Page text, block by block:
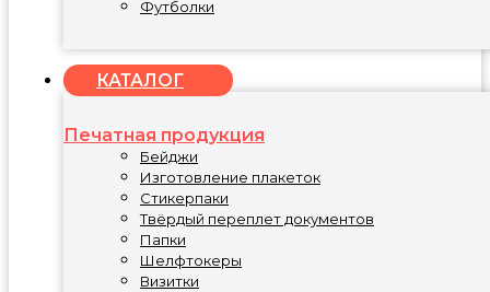
Футболки
КАТАЛОГ
Печатная продукция
Бейджи
Изготовление плакеток
Стикерпаки
Твёрдый переплет документов
Папки
Шелфтокеры
Визитки